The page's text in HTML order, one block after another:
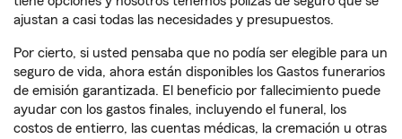
ajustan a casi todas las necesidades y presupuestos.
Por cierto, si usted pensaba que no podía ser elegible para un
seguro de vida, ahora están disponibles los Gastos funerarios
de emisión garantizada. El beneficio por fallecimiento puede
ayudar con los gastos finales, incluyendo el funeral, los
costos de entierro, las cuentas médicas, la cremación u otras